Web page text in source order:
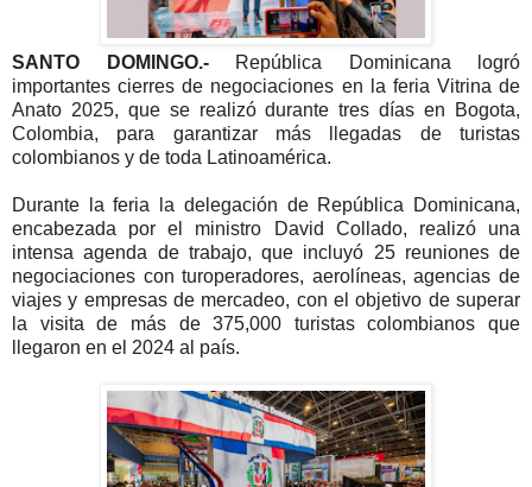
SANTO DOMINGO.-
República Dominicana logró
importantes cierres de negociaciones en la feria Vitrina de
Anato 2025, que se realizó durante tres días en Bogota,
Colombia, para garantizar más llegadas de turistas
colombianos y de toda Latinoamérica.
Durante la feria la delegación de República Dominicana,
encabezada por el ministro David Collado, realizó una
intensa agenda de trabajo, que incluyó 25 reuniones de
negociaciones con turoperadores, aerolíneas, agencias de
viajes y empresas de mercadeo, con el objetivo de superar
la visita de más de 375,000 turistas colombianos que
llegaron en el 2024 al país.